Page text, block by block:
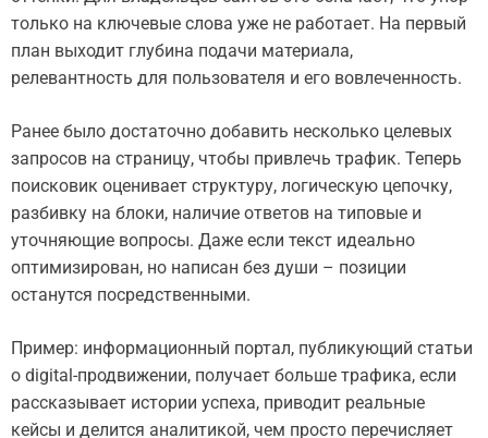
только на ключевые слова уже не работает. На первый
план выходит глубина подачи материала,
релевантность для пользователя и его вовлеченность.
Ранее было достаточно добавить несколько целевых
запросов на страницу, чтобы привлечь трафик. Теперь
поисковик оценивает структуру, логическую цепочку,
разбивку на блоки, наличие ответов на типовые и
уточняющие вопросы. Даже если текст идеально
оптимизирован, но написан без души – позиции
останутся посредственными.
Пример: информационный портал, публикующий статьи
о digital-продвижении, получает больше трафика, если
рассказывает истории успеха, приводит реальные
кейсы и делится аналитикой, чем просто перечисляет